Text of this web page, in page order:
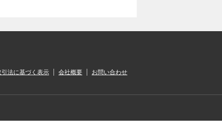
引法に基づく表示 会社概要 お問い合わせ